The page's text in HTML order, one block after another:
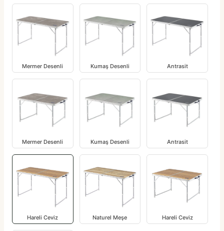
Mermer Desenli Kumaş Desenli Antrasit
Mermer Desenli Kumaş Desenli Antrasit
Hareli Ceviz Naturel Meşe Hareli Ceviz